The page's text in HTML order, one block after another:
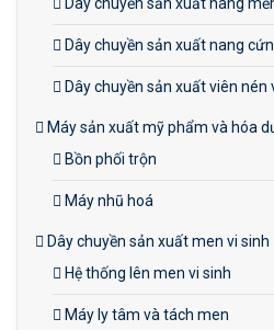
Dây chuyền sản xuất nang
Dây chuyền sản xuất nang
Dây chuyền sản xuất viên nén
Máy sản xuất mỹ phẩm và hóa
Bồn phối trộn
Máy nhũ hoá
Dây chuyền sản xuất men vi sinh
Hệ thống lên men vi sinh
Máy ly tâm và tách men